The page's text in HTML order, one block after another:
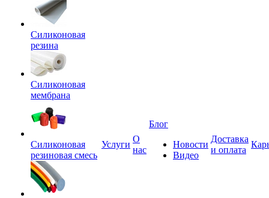
Силиконовая
резина
Силиконовая
мембрана
Силиконовая
резиновая смесь
Услуги
О
нас
Блог
Новости
Видео
Доставка
и оплата